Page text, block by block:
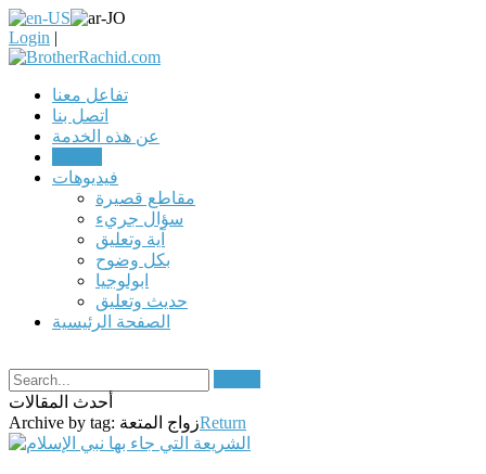
Login |
تفاعل معنا
اتصل بنا
عن هذه الخدمة
فيديوهات
مقاطع قصيرة
سؤال جريء
آية وتعليق
بكل وضوح
ابولوجيا
حديث وتعليق
الصفحة الرئيسية
أحدث المقالات
Archive by tag: زواج المتعةReturn